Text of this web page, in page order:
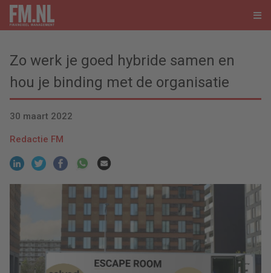
Zo werk je goed hybride samen en
hou je binding met de organisatie
30 maart 2022
Redactie FM